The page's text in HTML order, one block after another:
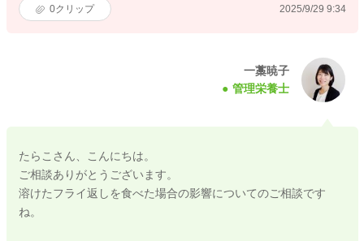
0クリップ 2025/9/29 9:34
一藁暁子
管理栄養士
たらこさん、こんにちは。
ご相談ありがとうございます。
溶けたフライ返しを食べた場合の影響についてのご相談です
ね。